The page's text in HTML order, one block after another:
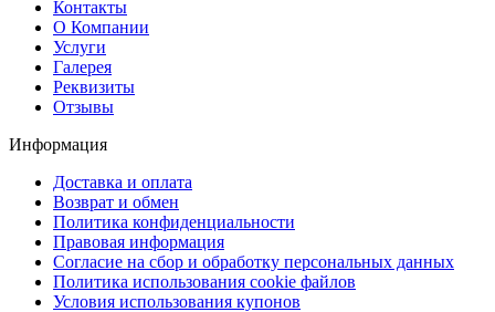
Контакты
О Компании
Услуги
Галерея
Реквизиты
Отзывы
Информация
Доставка и оплата
Возврат и обмен
Политика конфиденциальности
Правовая информация
Согласие на сбор и обработку персональных данных
Политика использования cookie файлов
Условия использования купонов